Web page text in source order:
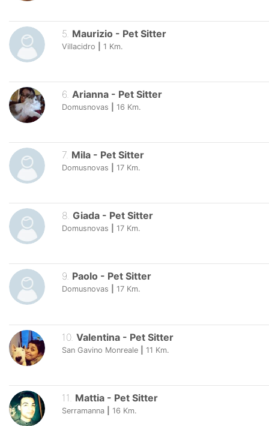
5 Maurizio - Pet Sitter
Villacidro 1 Km.
6 Arianna - Pet Sitter
Domusnovas 16 Km.
7. Mila - Pet Sitter
Domusnovas 17 Km.
8. Giada - Pet Sitter
Domusnovas 17 Km.
9. Paolo - Pet Sitter
Domusnovas 17 Km.
10. Valentina - Pet Sitter
San Gavino Monreale 11 Km.
11 Mattia - Pet Sitter
Serramanna 16 Km.